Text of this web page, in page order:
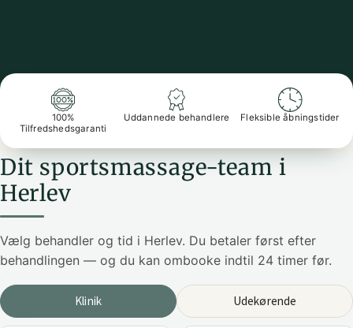
100%
Tilfredshedsgaranti
Uddannede behandlere Fleksible åbningstider
Dit sportsmassage-team i
Herlev
Vælg behandler og tid i Herlev. Du betaler først efter
behandlingen — og du kan ombooke indtil 24 timer før.
Klinik Udekørende